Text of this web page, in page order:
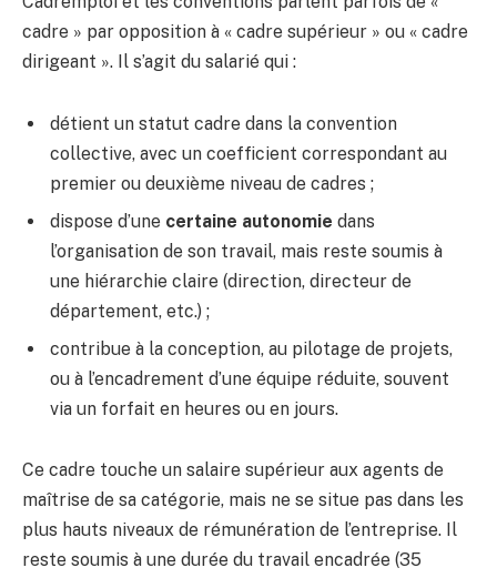
cadre » par opposition à « cadre supérieur » ou « cadre
dirigeant ». Il s’agit du salarié qui :
détient un statut cadre dans la convention
collective, avec un coefficient correspondant au
premier ou deuxième niveau de cadres ;
dispose d’une certaine autonomie dans
l’organisation de son travail, mais reste soumis à
une hiérarchie claire (direction, directeur de
département, etc.) ;
contribue à la conception, au pilotage de projets,
ou à l’encadrement d’une équipe réduite, souvent
via un forfait en heures ou en jours.
Ce cadre touche un salaire supérieur aux agents de
maîtrise de sa catégorie, mais ne se situe pas dans les
plus hauts niveaux de rémunération de l’entreprise. Il
reste soumis à une durée du travail encadrée (35